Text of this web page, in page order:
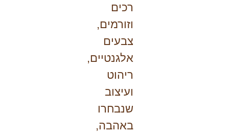
רכים
וזורמים,
צבעים
אלגנטיים,
ריהוט
ועיצוב
שנבחרו
באהבה,